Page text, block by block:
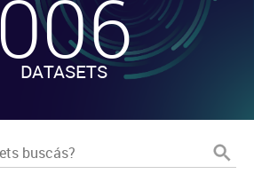
006
DATASETS